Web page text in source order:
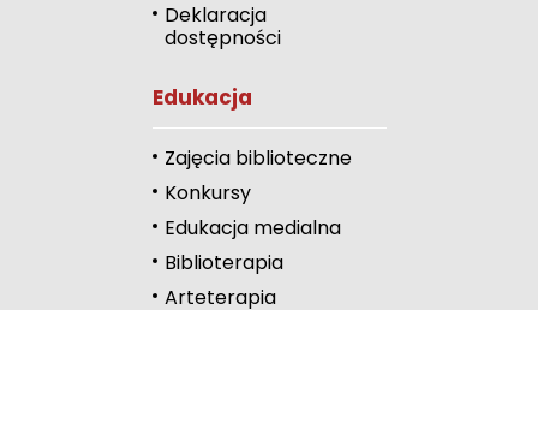
Deklaracja
dostępności
Edukacja
Zajęcia biblioteczne
Konkursy
Edukacja medialna
Biblioterapia
Arteterapia
Duży kursor